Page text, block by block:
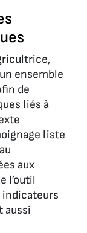
ensemble
de
liés à
liste
aux
l’outil
indicateurs
aussi